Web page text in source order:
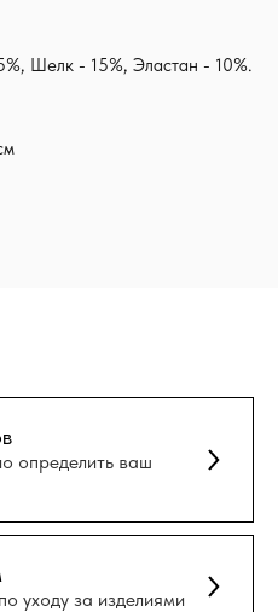
Шелк - 15%, Эластан - 10%.
определить ваш
уходу за изделиями